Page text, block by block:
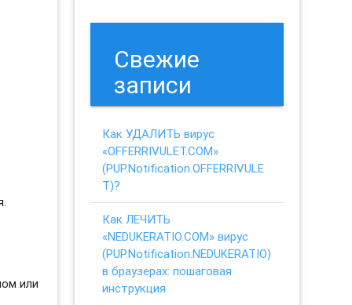
или
Свежие
записи
Как УДАЛИТЬ вирус
«OFFERRIVULET.COM»
(PUP.Notification.OFFERRIVULE
T)?
Как ЛЕЧИТЬ
«NEDUKERATIO.COM» вирус
(PUP.Notification.NEDUKERATIO)
в браузерах: пошаговая
инструкция